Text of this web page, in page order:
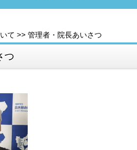
て >> 管理者・院長あいさつ
つ